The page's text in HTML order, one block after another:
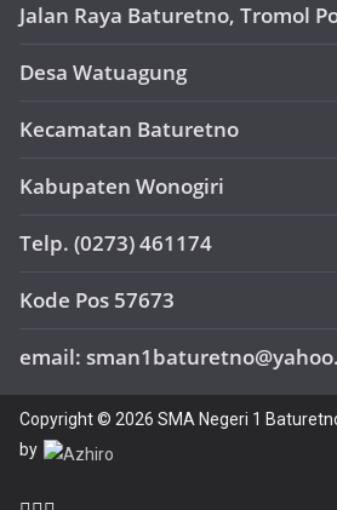
Jalan Raya Baturetno, Tromol
Desa Watuagung
Kecamatan Baturetno
Kabupaten Wonogiri
Telp. (0273) 461174
Kode Pos 57673
email:
Copyright © 2026 SMA Negeri 1
by